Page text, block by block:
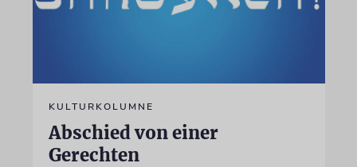
KULTURKOLUMNE
Abschied von einer
Gerechten